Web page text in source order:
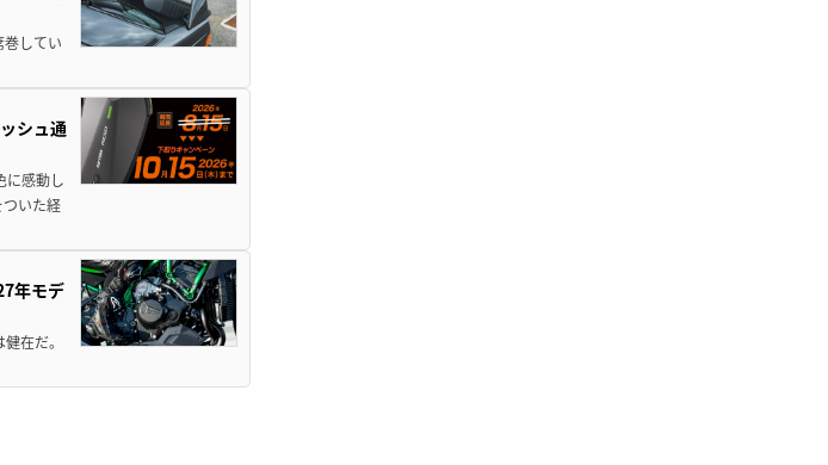
してい
シュ通
に感動し
いた経
年モデ
在だ。